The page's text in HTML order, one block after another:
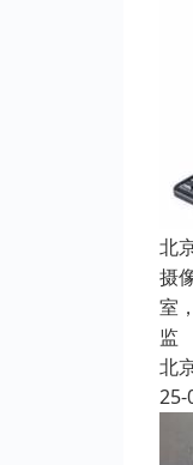
北
摄
室
监
北
25-